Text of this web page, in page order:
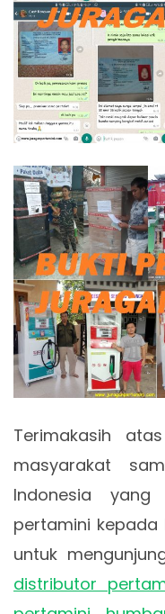
Terimakasih
masyarakat
Indonesia
pertamini
untuk
distributor